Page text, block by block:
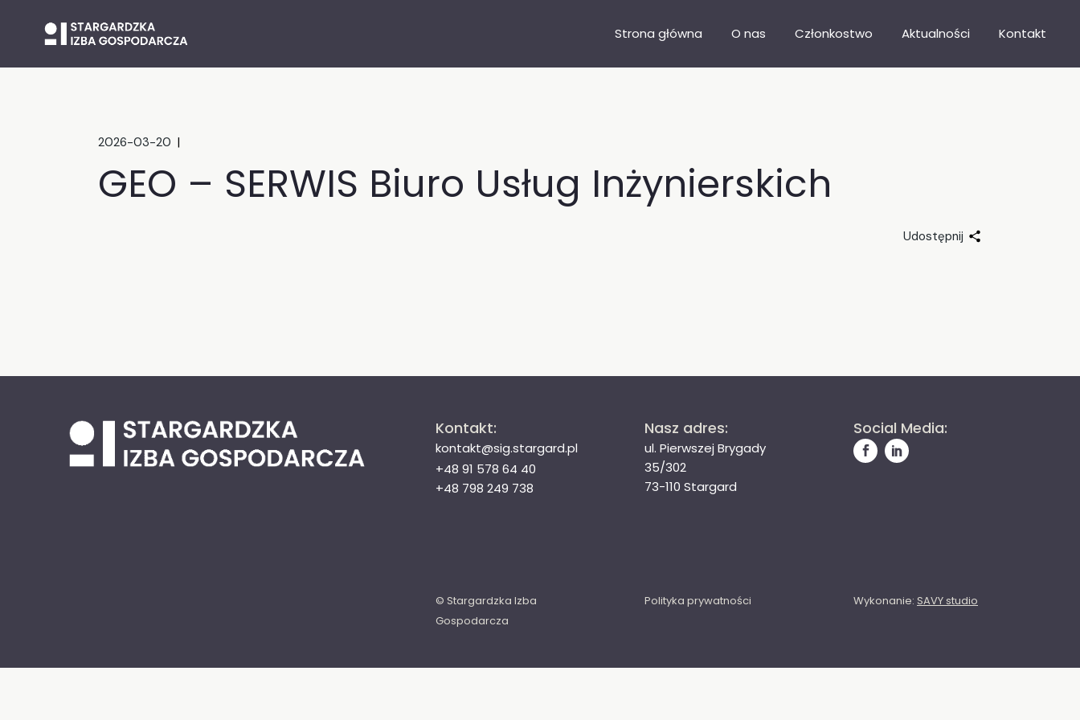
content Strona główna O nas Członkostwo
Stargardzka Karta Biznesu
Aktualności Kontakt
2026-03-20
GEO – SERWIS Biuro Usług Inżynierskich
Udostępnij
Kontakt:
kontakt@sig.stargard.pl
+48 91 578 64 40
+48 798 249 738
Nasz adres:
ul. Pierwszej Brygady
35/302
73-110 Stargard
Social Media:
© Stargardzka Izba
Gospodarcza
Polityka prywatności Wykonanie: SAVY studio